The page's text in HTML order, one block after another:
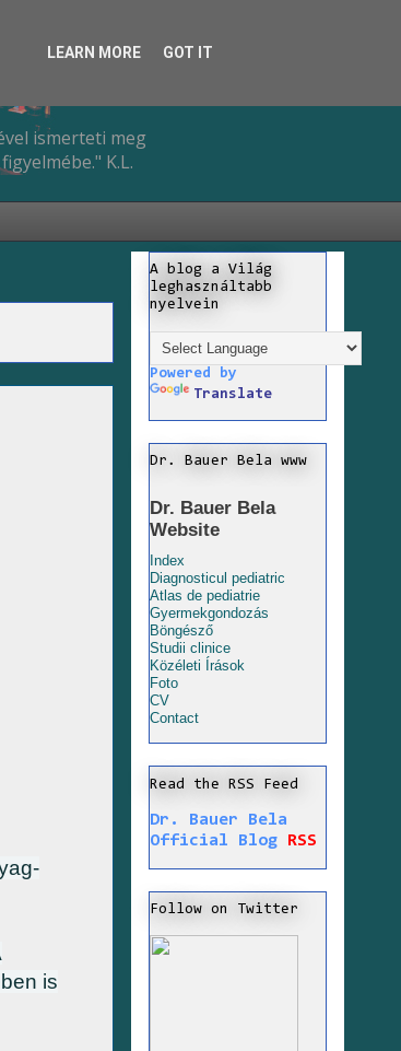
ismerteti meg
K.L.
is
A blog a Világ
leghasználtabb
nyelvein
Powered by
Translate
Dr. Bauer Bela www
Dr. Bauer Bela
Website
Index
Diagnosticul pediatric
Atlas de pediatrie
Gyermekgondozás
Böngésző
Studii clinice
Közéleti Írások
Foto
CV
Contact
Read the RSS Feed
Dr. Bauer Bela
Official Blog
RSS
Follow on Twitter
LEARN MORE GOT IT